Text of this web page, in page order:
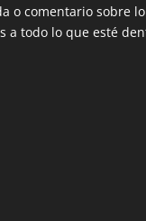
o comentario sobre
a todo lo que esté